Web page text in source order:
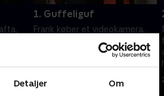
Detaljer Om
1. Guffeliguf
Frank køber et videokamera,
men Casper forstår ikke, hvad
vil han filme, når der ikke
opstår et snehvidt drama i
23. februar 2009 • 24 min